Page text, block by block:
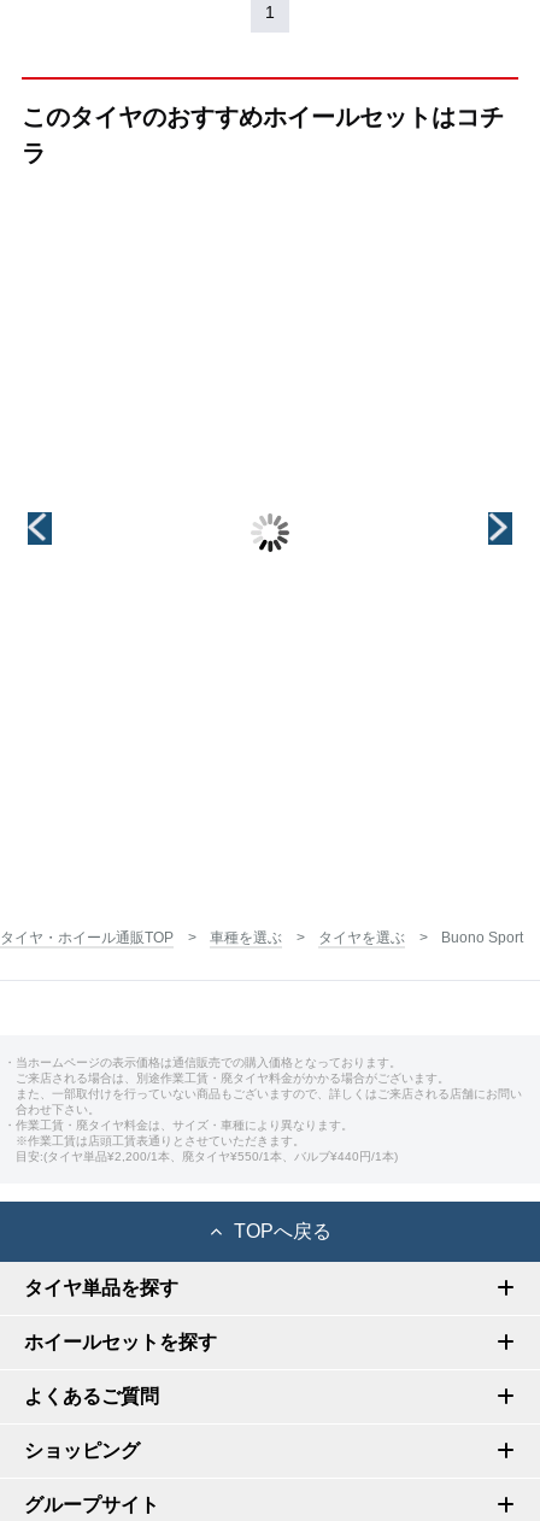
1
このタイヤのおすすめホイールセットはコチ
ラ
16インチ
タイヤ・ホイール通販TOP 車種を選ぶ タイヤを選ぶ Buono Sport
・当ホームページの表示価格は通信販売での購入価格となっております。
ご来店される場合は、別途作業工賃・廃タイヤ料金がかかる場合がございます。
また、一部取付けを行っていない商品もございますので、詳しくはご来店される店舗にお問い
合わせ下さい。
・作業工賃・廃タイヤ料金は、サイズ・車種により異なります。
※作業工賃は店頭工賃表通りとさせていただきます。
目安:(タイヤ単品¥2,200/1本、廃タイヤ¥550/1本、バルブ¥440円/1本)
TOPへ戻る
タイヤ単品を探す
ホイールセットを探す
よくあるご質問
ショッピング
グループサイト